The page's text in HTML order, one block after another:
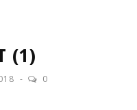
(1)
0